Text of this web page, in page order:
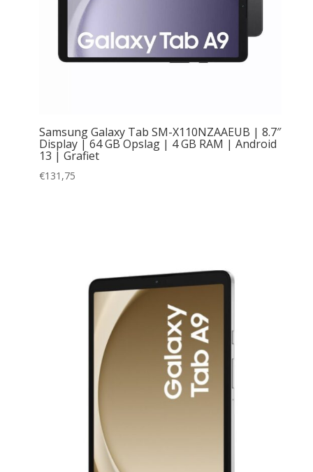
Samsung Galaxy Tab SM-X110NZAAEUB | 8.7″
Display | 64 GB Opslag | 4 GB RAM | Android
13 | Grafiet
€131,75